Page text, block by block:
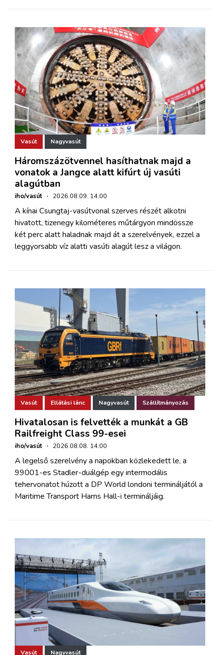
Vasút Nagyvasút
Háromszázötvennel hasíthatnak majd a
vonatok a Jangce alatt kifúrt új vasúti
alagútban
iho/vasút · 2026.08.09. 14:00
A kínai Csungtaj-vasútvonal szerves részét alkotni
hivatott, tizenegy kilométeres műtárgyon mindössze
két perc alatt haladnak majd át a szerelvények, ezzel a
leggyorsabb víz alatti vasúti alagút lesz a világon.
Vasút Ellátási lánc Nagyvasút Szállítmányozás
Hivatalosan is felvették a munkát a GB
Railfreight Class 99-esei
iho/vasút · 2026.08.08. 14:00
A legelső szerelvény a napokban közlekedett le, a
99001-es Stadler-duálgép egy intermodális
tehervonatot húzott a DP World londoni termináljától a
Maritime Transport Hams Hall-i termináljáig.
Vasút Nagyvasút